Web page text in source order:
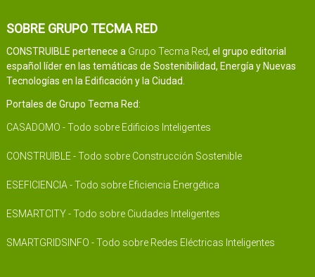
SOBRE GRUPO TECMA RED
CONSTRUIBLE pertenece a Grupo Tecma Red, el grupo editorial
español líder en las temáticas de Sostenibilidad, Energía y Nuevas
Tecnologías en la Edificación y la Ciudad.
Portales de Grupo Tecma Red:
CASADOMO - Todo sobre Edificios Inteligentes
CONSTRUIBLE - Todo sobre Construcción Sostenible
ESEFICIENCIA - Todo sobre Eficiencia Energética
ESMARTCITY - Todo sobre Ciudades Inteligentes
SMARTGRIDSINFO - Todo sobre Redes Eléctricas Inteligentes